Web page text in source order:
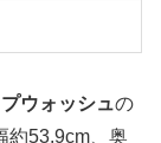
ウォッシュの
約53.9cm、奥